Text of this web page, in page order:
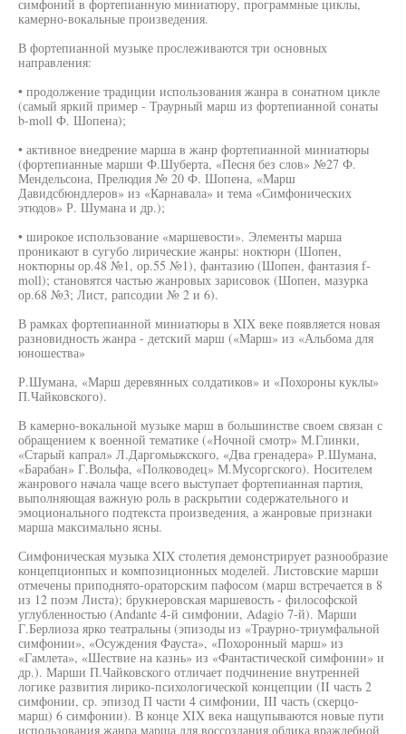
симфоний в фортепианную миниатюру, программные циклы,
камерно-вокальные произведения.
В фортепианной музыке прослеживаются три основных
направления:
• продолжение традиции использования жанра в сонатном цикле
(самый яркий пример - Траурный марш из фортепианной сонаты
b-moll Ф. Шопена);
• активное внедрение марша в жанр фортепианной миниатюры
(фортепианные марши Ф.Шуберта, «Песня без слов» №27 Ф.
Мендельсона, Прелюдия № 20 Ф. Шопена, «Марш
Давидсбюндлеров» из «Карнавала» и тема «Симфонических
этюдов» Р. Шумана и др.);
• широкое использование «маршевости». Элементы марша
проникают в сугубо лирические жанры: ноктюрн (Шопен,
ноктюрны ор.48 №1, ор.55 №1), фантазию (Шопен, фантазия f-
moll); становятся частью жанровых зарисовок (Шопен, мазурка
ор.68 №3; Лист, рапсодии № 2 и 6).
В рамках фортепианной миниатюры в XIX веке появляется новая
разновидность жанра - детский марш («Марш» из «Альбома для
юношества»
Р.Шумана, «Марш деревянных солдатиков» и «Похороны куклы»
П.Чайковского).
В камерно-вокальной музыке марш в большинстве своем связан с
обращением к военной тематике («Ночной смотр» М.Глинки,
«Старый капрал» Л.Даргомыжского, «Два гренадера» Р.Шумана,
«Барабан» Г.Вольфа, «Полководец» М.Мусоргского). Носителем
жанрового начала чаще всего выступает фортепианная партия,
выполняющая важную роль в раскрытии содержательного и
эмоционального подтекста произведения, а жанровые признаки
марша максимально ясны.
Симфоническая музыка XIX столетия демонстрирует разнообразие
концепционпых и композиционных моделей. Листовские марши
отмечены приподнято-ораторским пафосом (марш встречается в 8
из 12 поэм Листа); брукнеровская маршевость - философской
углубленностью (Andante 4-й симфонии, Adagio 7-й). Марши
Г.Берлиоза ярко театральны (эпизоды из «Траурно-триумфальной
симфонии», «Осуждения Фауста», «Похоронный марш» из
«Гамлета», «Шествие на казнь» из «Фантастической симфонии» и
др.). Марши П.Чайковского отличает подчинение внутренней
логике развития лирико-психологической концепции (II часть 2
симфонии, ср. эпизод П части 4 симфонии, III часть (скерцо-
марш) 6 симфонии). В конце XIX века нащупываются новые пути
использования жанра марша для воссоздания облика враждебной